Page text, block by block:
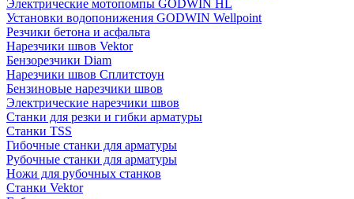
Электрические мотопомпы GODWIN HL
Установки водопонижения GODWIN Wellpoint
Резчики бетона и асфальта
Нарезчики швов Vektor
Бензорезчики Diam
Нарезчики швов Сплитстоун
Бензиновые нарезчики швов
Электрические нарезчики швов
Станки для резки и гибки арматуры
Станки TSS
Гибочные станки для арматуры
Рубочные станки для арматуры
Ножи для рубочных станков
Станки Vektor